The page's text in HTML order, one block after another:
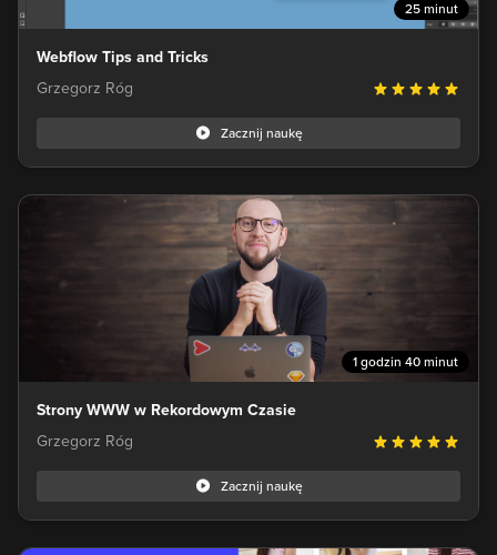
25 minut
Webflow Tips and Tricks
Grzegorz Róg
Zacznij naukę
1 godzin 40 minut
Strony WWW w Rekordowym Czasie
Grzegorz Róg
Zacznij naukę